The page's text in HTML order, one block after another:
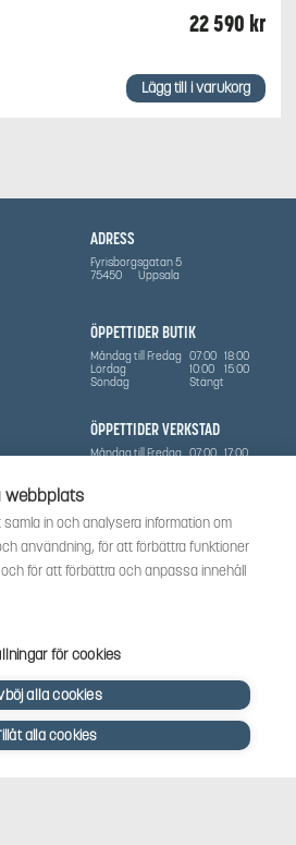
webbplats
in och analysera information om
användning, för att förbättra funktioner
för att förbättra och anpassa innehåll
för cookies
alla cookies
alla cookies
22 590 kr
Lägg till i varukorg
ÖPPETTIDER BUTIK
Måndag till Fredag 07:00 18:00
Lördag
10:00
15:00
Söndag
Stängt
ÖPPETTIDER VERKSTAD
Måndag till Fredag 07:00 17:00
ADRESS
Fyrisborgsgatan 5
75450
Uppsala
och trädgårdsprodukter till Uppsala med omnejd. Vi
produkter samt BRP:s produktsortiment, gällande